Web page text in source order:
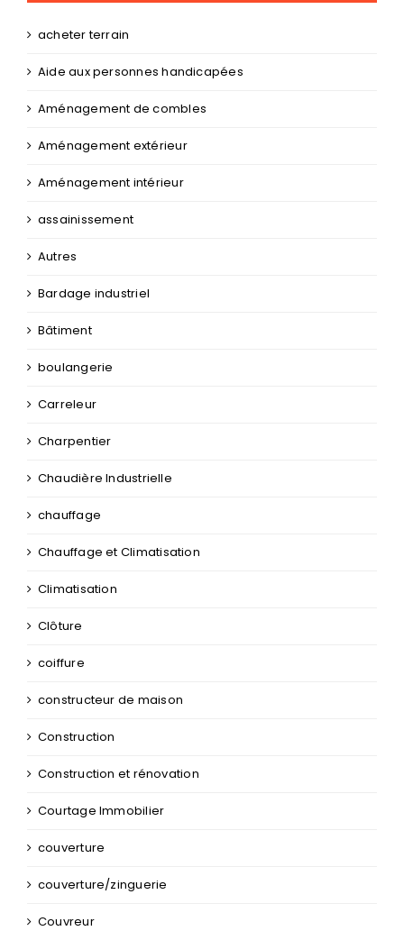
Aménagement de combles
Aménagement extérieur
Aménagement intérieur
assainissement
Autres
Bardage industriel
Bâtiment
boulangerie
Carreleur
Charpentier
Chaudière Industrielle
chauffage
Chauffage et Climatisation
Climatisation
Clôture
coiffure
constructeur de maison
Construction
Construction et rénovation
Courtage Immobilier
couverture
couverture/zinguerie
Couvreur
Désinfection
électricien
Électricité